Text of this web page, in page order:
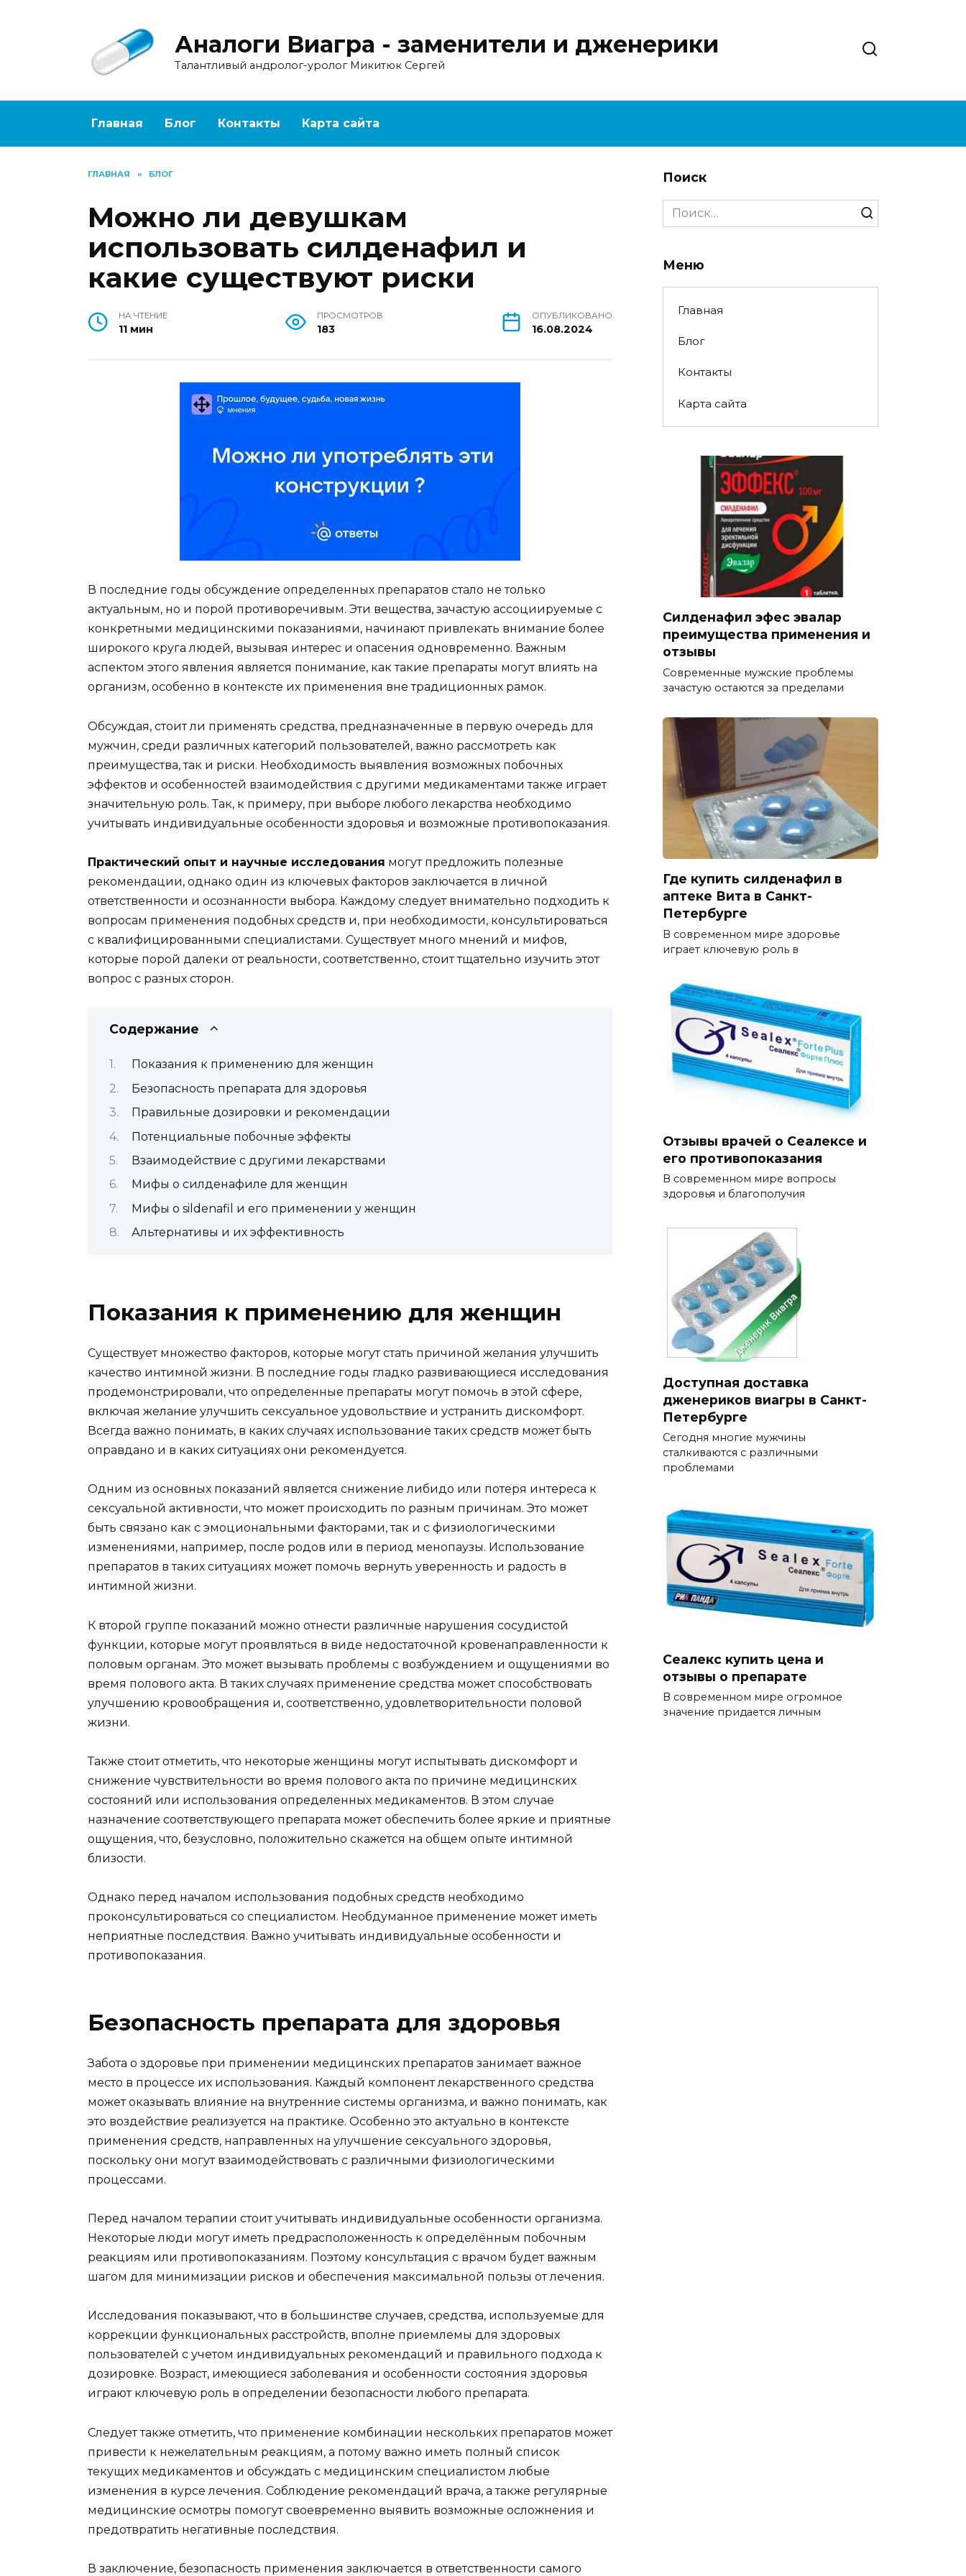
Аналоги Виагра - заменители и дженерики
Талантливый андролог-уролог Микитюк Сергей
Главная Блог Контакты Карта сайта
ГЛАВНАЯ » БЛОГ
Можно ли девушкам
использовать силденафил и
какие существуют риски
НА ЧТЕНИЕ
11 мин
ПРОСМОТРОВ
183
ОПУБЛИКОВАНО
16.08.2024
В последние годы обсуждение определенных препаратов стало не только
актуальным, но и порой противоречивым. Эти вещества, зачастую ассоциируемые с
конкретными медицинскими показаниями, начинают привлекать внимание более
широкого круга людей, вызывая интерес и опасения одновременно. Важным
аспектом этого явления является понимание, как такие препараты могут влиять на
организм, особенно в контексте их применения вне традиционных рамок.
Обсуждая, стоит ли применять средства, предназначенные в первую очередь для
мужчин, среди различных категорий пользователей, важно рассмотреть как
преимущества, так и риски. Необходимость выявления возможных побочных
эффектов и особенностей взаимодействия с другими медикаментами также играет
значительную роль. Так, к примеру, при выборе любого лекарства необходимо
учитывать индивидуальные особенности здоровья и возможные противопоказания.
Практический опыт и научные исследования могут предложить полезные
рекомендации, однако один из ключевых факторов заключается в личной
ответственности и осознанности выбора. Каждому следует внимательно подходить к
вопросам применения подобных средств и, при необходимости, консультироваться
с квалифицированными специалистами. Существует много мнений и мифов,
которые порой далеки от реальности, соответственно, стоит тщательно изучить этот
вопрос с разных сторон.
Содержание
Показания к применению для женщин
Безопасность препарата для здоровья
Правильные дозировки и рекомендации
Потенциальные побочные эффекты
Взаимодействие с другими лекарствами
Мифы о силденафиле для женщин
Мифы о sildenafil и его применении у женщин
Альтернативы и их эффективность
Показания к применению для женщин
Существует множество факторов, которые могут стать причиной желания улучшить
качество интимной жизни. В последние годы гладко развивающиеся исследования
продемонстрировали, что определенные препараты могут помочь в этой сфере,
включая желание улучшить сексуальное удовольствие и устранить дискомфорт.
Всегда важно понимать, в каких случаях использование таких средств может быть
оправдано и в каких ситуациях они рекомендуется.
Одним из основных показаний является снижение либидо или потеря интереса к
сексуальной активности, что может происходить по разным причинам. Это может
быть связано как с эмоциональными факторами, так и с физиологическими
изменениями, например, после родов или в период менопаузы. Использование
препаратов в таких ситуациях может помочь вернуть уверенность и радость в
интимной жизни.
К второй группе показаний можно отнести различные нарушения сосудистой
функции, которые могут проявляться в виде недостаточной кровенаправленности к
половым органам. Это может вызывать проблемы с возбуждением и ощущениями во
время полового акта. В таких случаях применение средства может способствовать
улучшению кровообращения и, соответственно, удовлетворительности половой
жизни.
Также стоит отметить, что некоторые женщины могут испытывать дискомфорт и
снижение чувствительности во время полового акта по причине медицинских
состояний или использования определенных медикаментов. В этом случае
назначение соответствующего препарата может обеспечить более яркие и приятные
ощущения, что, безусловно, положительно скажется на общем опыте интимной
близости.
Однако перед началом использования подобных средств необходимо
проконсультироваться со специалистом. Необдуманное применение может иметь
неприятные последствия. Важно учитывать индивидуальные особенности и
противопоказания.
Безопасность препарата для здоровья
Забота о здоровье при применении медицинских препаратов занимает важное
место в процессе их использования. Каждый компонент лекарственного средства
может оказывать влияние на внутренние системы организма, и важно понимать, как
это воздействие реализуется на практике. Особенно это актуально в контексте
применения средств, направленных на улучшение сексуального здоровья,
поскольку они могут взаимодействовать с различными физиологическими
процессами.
Перед началом терапии стоит учитывать индивидуальные особенности организма.
Некоторые люди могут иметь предрасположенность к определённым побочным
реакциям или противопоказаниям. Поэтому консультация с врачом будет важным
шагом для минимизации рисков и обеспечения максимальной пользы от лечения.
Исследования показывают, что в большинстве случаев, средства, используемые для
коррекции функциональных расстройств, вполне приемлемы для здоровых
пользователей с учетом индивидуальных рекомендаций и правильного подхода к
дозировке. Возраст, имеющиеся заболевания и особенности состояния здоровья
играют ключевую роль в определении безопасности любого препарата.
Следует также отметить, что применение комбинации нескольких препаратов может
привести к нежелательным реакциям, а потому важно иметь полный список
текущих медикаментов и обсуждать с медицинским специалистом любые
изменения в курсе лечения. Соблюдение рекомендаций врача, а также регулярные
медицинские осмотры помогут своевременно выявить возможные осложнения и
предотвратить негативные последствия.
В заключение, безопасность применения заключается в ответственности самого
Поиск
Search
for:
Меню
Главная
Блог
Контакты
Карта сайта
Силденафил эфес эвалар
преимущества применения и
отзывы
Современные мужские проблемы
зачастую остаются за пределами
Где купить силденафил в
аптеке Вита в Санкт-
Петербурге
В современном мире здоровье
играет ключевую роль в
Отзывы врачей о Сеалексе и
его противопоказания
В современном мире вопросы
здоровья и благополучия
Доступная доставка
дженериков виагры в Санкт-
Петербурге
Сегодня многие мужчины
сталкиваются с различными
проблемами
Сеалекс купить цена и
отзывы о препарате
В современном мире огромное
значение придается личным